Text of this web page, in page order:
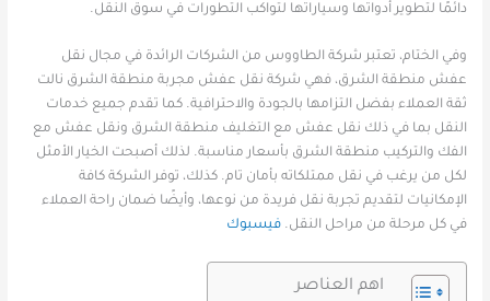
دائمًا لتطوير أدواتها وسياراتها لتواكب التطورات في سوق النقل.
وفي الختام، تعتبر شركة الطاووس من الشركات الرائدة في مجال نقل
عفش منطقة الشرق، فهي شركة نقل عفش مجربة منطقة الشرق نالت
ثقة العملاء بفضل التزامها بالجودة والاحترافية. كما تقدم جميع خدمات
النقل بما في ذلك نقل عفش مع التغليف منطقة الشرق ونقل عفش مع
الفك والتركيب منطقة الشرق بأسعار مناسبة. لذلك أصبحت الخيار الأمثل
لكل من يرغب في نقل ممتلكاته بأمان تام. كذلك، توفر الشركة كافة
الإمكانيات لتقديم تجربة نقل فريدة من نوعها، وأيضًا ضمان راحة العملاء
في كل مرحلة من مراحل النقل.فيسبوك
اهم العناصر